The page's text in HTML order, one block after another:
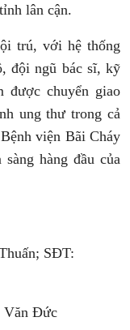
lân cận.
trú, với hệ thống
đội ngũ bác sĩ, kỹ
được chuyển giao
ung thư trong cả
viện Bãi Cháy
hàng đầu của
SĐT:
Văn Đức